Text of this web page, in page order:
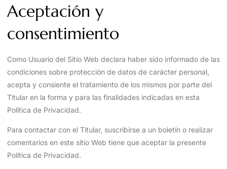
Aceptación y
consentimiento
Como Usuario del Sitio Web declara haber sido informado de las
condiciones sobre protección de datos de carácter personal,
acepta y consiente el tratamiento de los mismos por parte del
Titular en la forma y para las finalidades indicadas en esta
Política de Privacidad.
Para contactar con el Titular, suscribirse a un boletín o realizar
comentarios en este sitio Web tiene que aceptar la presente
Política de Privacidad.